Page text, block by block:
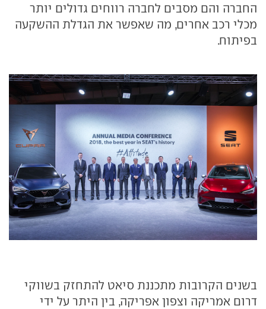
החברה והם מסבים לחברה רווחים גדולים יותר
מכלי רכב אחרים, מה שאפשר את הגדלת ההשקעה
בפיתוח.
בשנים הקרובות מתכננת סיאט להתחזק בשווקי
דרום אמריקה וצפון אפריקה, בין היתר על ידי